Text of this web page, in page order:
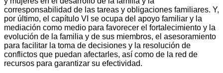
corresponsabilidad de las tareas y obligaciones familiares. Y,
por último, el capítulo VI se ocupa del apoyo familiar y la
mediación como medio para favorecer el fortalecimiento y la
evolución de la familia y de sus miembros, el asesoramiento
para facilitar la toma de decisiones y la resolución de
conflictos que puedan afectarles, así como de la red de
recursos para garantizar su efectividad.